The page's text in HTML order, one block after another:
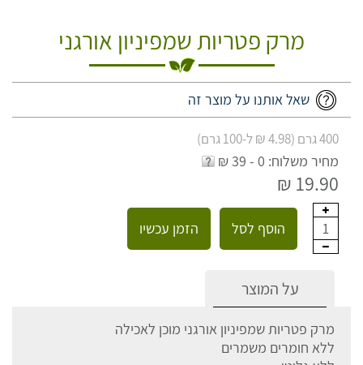
מרק פטריות שמפיניון אורגני
שאל אותנו על מוצר זה
400 גרם (4.98 ₪ ל-100 גרם)
מחיר משלוח: 0 - 39 ₪
19.90 ₪
1 הוסף לסל הזמן עכשיו
על המוצר
מרק פטריות שמפיניון אורגני מוכן לאכילה
ללא חומרים משמרים